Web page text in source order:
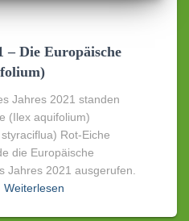
– Die Europäische
Jahres 2021 standen
(Ilex aquifolium)
Rot-Eiche
die Europäische
Jahres 2021 ausgerufen.
Weiterlesen